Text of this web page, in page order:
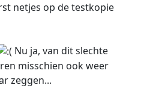
netjes op de testkopie
Nu ja, van dit slechte
misschien ook weer
zeggen...